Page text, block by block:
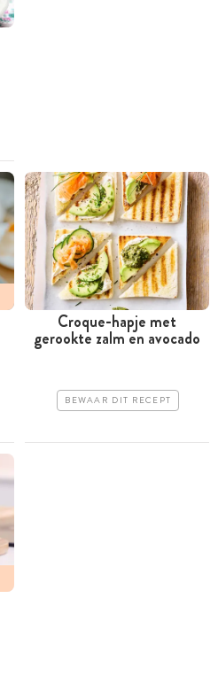
Croque-hapje met
gerookte zalm en avocado
BEWAAR DIT RECEPT